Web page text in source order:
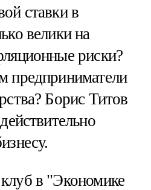
ставки в
велики на
риски?
предприниматели
Борис Титов
в "Экономике